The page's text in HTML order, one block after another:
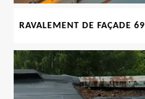
RAVALEMENT DE FAÇADE 69